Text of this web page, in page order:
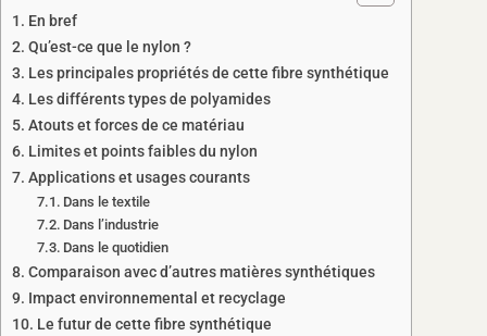
En bref
Qu’est-ce que le nylon ?
Les principales propriétés de cette fibre synthétique
Les différents types de polyamides
Atouts et forces de ce matériau
Limites et points faibles du nylon
Applications et usages courants
Dans le textile
Dans l’industrie
Dans le quotidien
Comparaison avec d’autres matières synthétiques
Impact environnemental et recyclage
Le futur de cette fibre synthétique